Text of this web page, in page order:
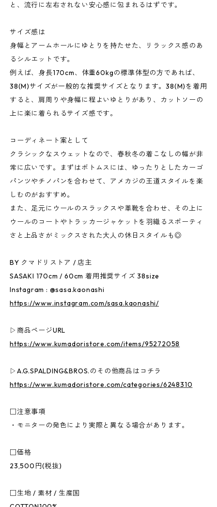
と、流行に左右されない安心感に包まれるはずです。
サイズ感は
身幅とアームホールにゆとりを持たせた、リラックス感のあ
るシルエットです。
例えば、身長170cm、体重60kgの標準体型の方であれば、
38(M)サイズが一般的な推奨サイズとなります。38(M)を着用
すると、肩周りや身幅に程よいゆとりがあり、カットソーの
上に楽に着られるサイズ感です。
コーディネート案として
クラシックなスウェットなので、春秋冬の着こなしの幅が非
常に広いです。まずはボトムスには、ゆったりとしたカーゴ
パンツやチノパンを合わせて、アメカジの王道スタイルを楽
しむのがおすすめ。
また、足元にウールのスラックスや革靴を合わせ、その上に
ウールのコートやトラッカージャケットを羽織るスポーティ
さと上品さがミックスされた大人の休日スタイルも◎
BY クマドリストア / 店主
SASAKI 170cm / 60cm 着用推奨サイズ 38size
Instagram : @sasa.kaonashi
https://www.instagram.com/sasa.kaonashi/
▷商品ページURL
https://www.kumadoristore.com/items/95272058
▷A.G.SPALDING&BROS.のその他商品はコチラ
https://www.kumadoristore.com/categories/6248310
□注意事項
・モニターの発色により実際と異なる場合があります。
□価格
23,500円(税抜)
□生地 / 素材 / 生産国